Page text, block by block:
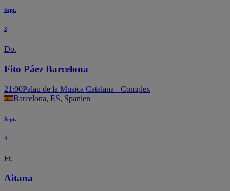
Sept.
3
Do.
Fito Páez Barcelona
21:00Palau de la Musica Catalana - Complex
Barcelona, ES, Spanien
Sept.
4
Fr.
Aitana